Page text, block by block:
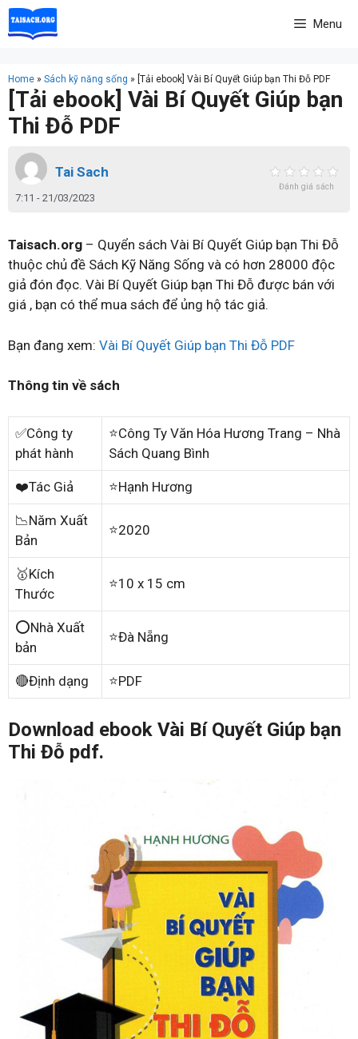
Skip
to
Menu
Home » Sách kỹ năng sống » [Tải ebook] Vài Bí Quyết Giúp bạn Thi Đỗ PDF
[Tải ebook] Vài Bí Quyết Giúp bạn
Thi Đỗ PDF
Tai Sach
7:11 - 21/03/2023
Đánh giá sách
Taisach.org – Quyển sách Vài Bí Quyết Giúp bạn Thi Đỗ
thuộc chủ đề Sách Kỹ Năng Sống và có hơn 28000 độc
giả đón đọc. Vài Bí Quyết Giúp bạn Thi Đỗ được bán với
giá , bạn có thể mua sách để ủng hộ tác giả.
Bạn đang xem: Vài Bí Quyết Giúp bạn Thi Đỗ PDF
Thông tin về sách
✅Công ty
phát hành
⭐Công Ty Văn Hóa Hương Trang – Nhà
Sách Quang Bình
❤️Tác Giả ⭐Hạnh Hương
📉Năm Xuất
Bản
⭐2020
🥇Kích
Thước
⭐10 x 15 cm
⭕Nhà Xuất
bản
⭐Đà Nẵng
🔴Định dạng ⭐PDF
Download ebook Vài Bí Quyết Giúp bạn
Thi Đỗ pdf.